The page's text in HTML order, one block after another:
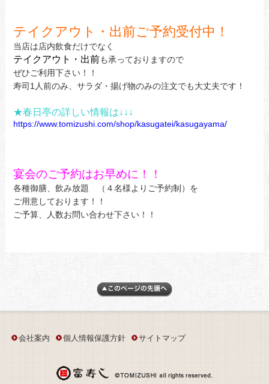
テイクアウト・出前ご予約受付中！
当店は店内飲食だけでなく
テイクアウト・出前も承っておりますので
ぜひご利用下さい！！
寿司1人前のみ、サラダ・揚げ物のみの注文でも大丈夫です！
★春日亭の詳しい情報は↓↓↓
https://www.tomizushi.com/shop/kasugatei/kasugayama/
宴会のご予約はお早めに！！
各種御膳、飲み放題 （４名様よりご予約制）を
ご用意しております！！
ご予算、人数お問い合わせ下さい！！
会社案内 個人情報保護方針 サイトマップ